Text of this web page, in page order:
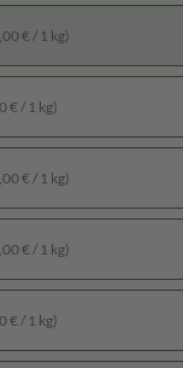
€ / 1 kg)
€ / 1 kg)
€ / 1 kg)
€ / 1 kg)
€ / 1 kg)